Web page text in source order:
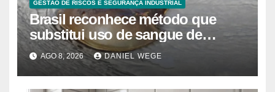
GESTÃO DE RISCOS E SEGURANÇA INDUSTRIAL
Brasil reconhece método que
substitui uso de sangue de
caranguejo-ferradura em testes
farmacêuticos
AGO 8, 2026 DANIEL WEGE